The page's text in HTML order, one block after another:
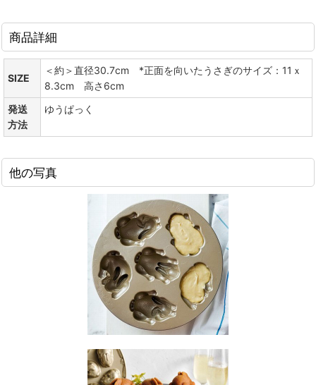
商品詳細
SIZE
＜約＞直径30.7cm *正面を向いたうさぎのサイズ：11ｘ
8.3cm 高さ6cm
発送
方法
ゆうぱっく
他の写真